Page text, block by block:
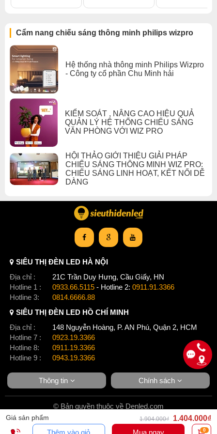
Tiêu chuẩn an toàn: Xitanium TW tuân thủ các tiêu chuẩn
LED.
Với những tính năng và đặc tính trên, Xitanium 13W
0.15/0.2A 42V WiZ TW 230V là một sản phẩm tiên tiến và
thông minh, được sử dụng rộng rãi trong các ứng dụng
chiếu sáng như nhà ở, văn phòng, cửa hàng, khách sạn
và nhiều nơi khác.
Nếu đèn led có 2 kênh ánh sáng thì thiết bị có thể tạo ra
ánh sáng của đèn có nhiệt độ màu từ 2700-6500K.
Cẩm nang chiếu sáng thông minh philips wizpro
Hệ thống nhà thông minh Philips Wizpro
- Công ty cổ phần Chu Minh hải
KIỂM SOÁT , NÂNG CAO HIỆU QUẢ
QUẢN LÝ HỆ THỐNG CHIẾU SÁNG
VĂN PHÒNG VỚI WIZ PRO
HỘI THẢO GIỚI THIỆU GIẢI PHÁP
CHIẾU SÁNG THÔNG MINH WIZ PRO:
CHIẾU SÁNG LINH HOẠT, KẾT NỐI DỄ
DÀNG
Giá sản phẩm 1.904.000₫
1.404.000₫
Thêm vào giỏ
Mua ngay 0
SIÊU THỊ ĐÈN LED HÀ NỘI
Địa chỉ :
21C Trần Duy Hưng, Cầu Giấy, HN
Hotline 1 :
0933.66.5115 - Hotline 2: 0911.91.3366
Hotline 3:
0814.6666.88
SIÊU THỊ ĐÈN LED HỒ CHÍ MINH
Địa chỉ :
148 Nguyễn Hoàng, P. AN Phú, Quận 2, HCM
Hotline 7 :
0923.19.3366
Hotline 8:
0911.19.3366
Hotline 9 :
0943.19.3366
Thông tin Chính sách
© Bản quyền thuộc về Denled.com